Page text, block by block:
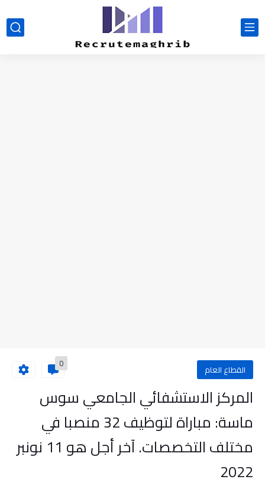
القطاع العام 0
المركز الاستشفائي الجامعي سوس
ماسة: مباراة لتوظيف 32 منصبا في
مختلف التخصصات. آخر أجل هو 11 نونبر
2022